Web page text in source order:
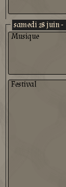
samedi 28 juin -
Musique
Festival